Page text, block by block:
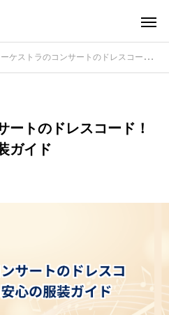
ケストラのコンサートのドレスコード！初心者でも安心の服装ガイド
ートのドレスコード！
ガイド